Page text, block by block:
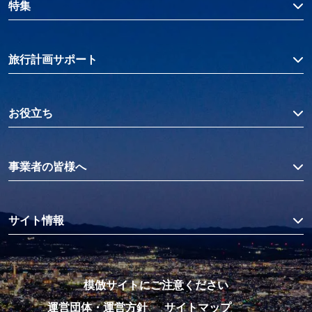
特集
旅行計画サポート
お役立ち
事業者の皆様へ
サイト情報
模倣サイトにご注意ください
運営団体・運営方針
サイトマップ